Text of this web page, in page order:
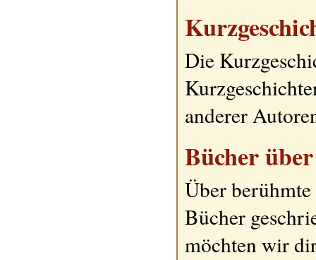
Die
anderer
Bücher
Über
Bücher
möchten wir